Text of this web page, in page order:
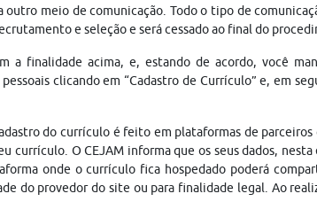
meio de comunicação. Todo o tipo de
e seleção e será cessado ao final do
a finalidade acima, e, estando de acordo, você
clicando em “Cadastro de Currículo” e, em
do currículo é feito em plataformas de parceiros
currículo. O CEJAM informa que os seus dados,
onde o currículo fica hospedado poderá
do provedor do site ou para finalidade legal. Ao